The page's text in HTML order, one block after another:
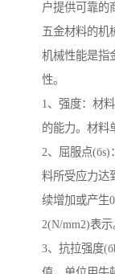
户提供可靠的
五金材料的机
机械性能是指
性。
1、强度：材
的能力。材料
2、屈服点
料所受应力达
续增加或产生
2(N/mm2)表示
3、抗拉强度